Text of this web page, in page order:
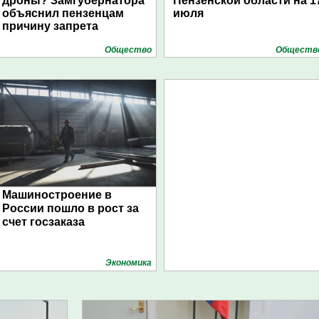
объяснил пензенцам
причину запрета
Общество
июля
Машиностроение в
России пошло в рост за
счет госзаказа
Экономика